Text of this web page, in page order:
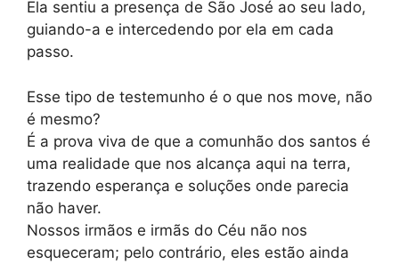
Ela sentiu a presença de São José ao seu lado,
guiando-a e intercedendo por ela em cada
passo.
Esse tipo de testemunho é o que nos move, não
é mesmo?
É a prova viva de que a comunhão dos santos é
uma realidade que nos alcança aqui na terra,
trazendo esperança e soluções onde parecia
não haver.
Nossos irmãos e irmãs do Céu não nos
esqueceram; pelo contrário, eles estão ainda